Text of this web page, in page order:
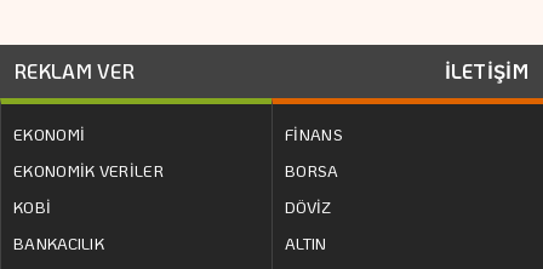
REKLAM VER İLETİŞİM
EKONOMİ
EKONOMİK VERİLER
KOBİ
BANKACILIK
FİNANS
BORSA
DÖVİZ
ALTIN